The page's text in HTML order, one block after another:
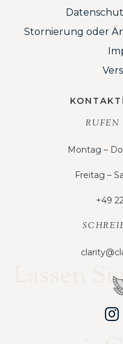
Stornierung oder
RUFEN
Montag –
Freitag –
+49
Lassen